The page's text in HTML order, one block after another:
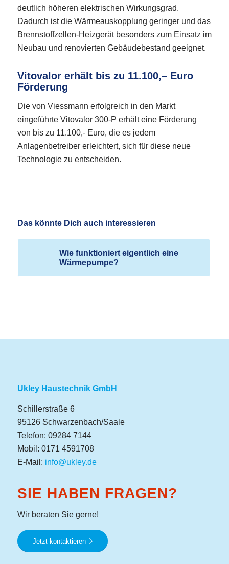
deutlich höheren elektrischen Wirkungsgrad.
Dadurch ist die Wärmeauskopplung geringer und das
Brennstoffzellen-Heizgerät besonders zum Einsatz im
Neubau und renovierten Gebäudebestand geeignet.
Vitovalor erhält bis zu 11.100,– Euro
Förderung
Die von Viessmann erfolgreich in den Markt
eingeführte Vitovalor 300-P erhält eine Förderung
von bis zu 11.100,- Euro, die es jedem
Anlagenbetreiber erleichtert, sich für diese neue
Technologie zu entscheiden.
Das könnte Dich auch interessieren
Wie funktioniert eigentlich eine
Wärmepumpe?
Ukley Haustechnik GmbH
Schillerstraße 6
95126 Schwarzenbach/Saale
Telefon: 09284 7144
Mobil: 0171 4591708
E-Mail: info@ukley.de
SIE HABEN FRAGEN?
Wir beraten Sie gerne!
Jetzt kontaktieren